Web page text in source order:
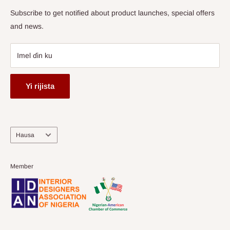
Subscribe to get notified about product launches, special offers
and news.
Imel ɗin ku
Yi rijista
Harshe
Hausa
Member